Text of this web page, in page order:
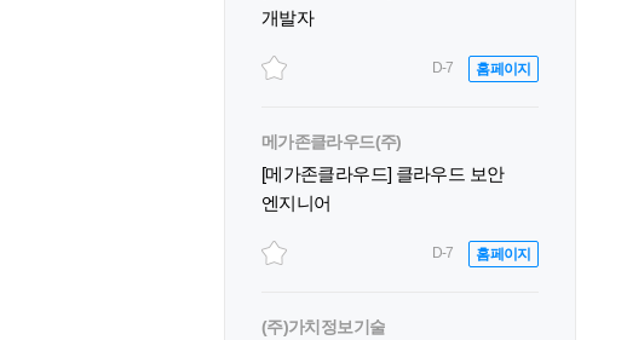
개발자
D-7 홈페이지
메가존클라우드(주)
[메가존클라우드] 클라우드 보안
엔지니어
D-7 홈페이지
(주)가치정보기술